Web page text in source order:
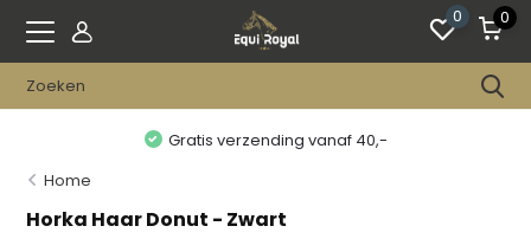
0 0
Gratis verzending vanaf 40,-
Home
Horka Haar Donut - Zwart